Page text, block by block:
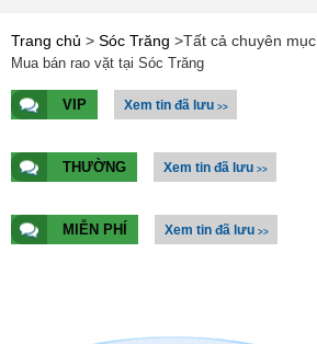
Trang chủ > Sóc Trăng >Tất cả chuyên mục
Mua bán rao vặt tại Sóc Trăng
VIP Xem tin đã lưu >>
THƯỜNG Xem tin đã lưu >>
MIỄN PHÍ Xem tin đã lưu >>